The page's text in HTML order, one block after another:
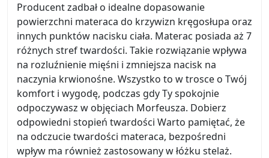
Producent zadbał o idealne dopasowanie
powierzchni materaca do krzywizn kręgosłupa oraz
innych punktów nacisku ciała. Materac posiada aż 7
różnych stref twardości. Takie rozwiązanie wpływa
na rozluźnienie mięśni i zmniejsza nacisk na
naczynia krwionośne. Wszystko to w trosce o Twój
komfort i wygodę, podczas gdy Ty spokojnie
odpoczywasz w objęciach Morfeusza. Dobierz
odpowiedni stopień twardości Warto pamiętać, że
na odczucie twardości materaca, bezpośredni
wpływ ma również zastosowany w łóżku stelaż.